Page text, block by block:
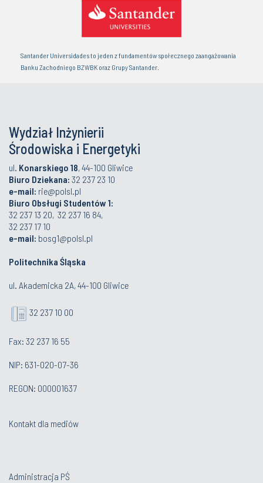
Santander Universidades to jeden z fundamentów społecznego zaangażowania
Banku Zachodniego BZWBK oraz Grupy Santander.
Wydział Inżynierii
Środowiska i Energetyki
ul. Konarskiego 18, 44-100 Gliwice
Biuro Dziekana: 32 237 23 10
e-mail: rie@polsl.pl
Biuro Obsługi Studentów 1:
32 237 13 20, 32 237 16 84,
32 237 17 10
e-mail: bosg1@polsl.pl
Politechnika Śląska
ul. Akademicka 2A, 44-100 Gliwice
32 237 10 00
Fax: 32 237 16 55
NIP: 631-020-07-36
REGON: 000001637
Kontakt dla mediów
Administracja PŚ